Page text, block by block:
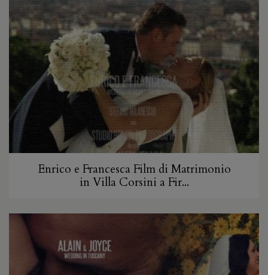
Enrico e Francesca Film di Matrimonio
in Villa Corsini a Fir...